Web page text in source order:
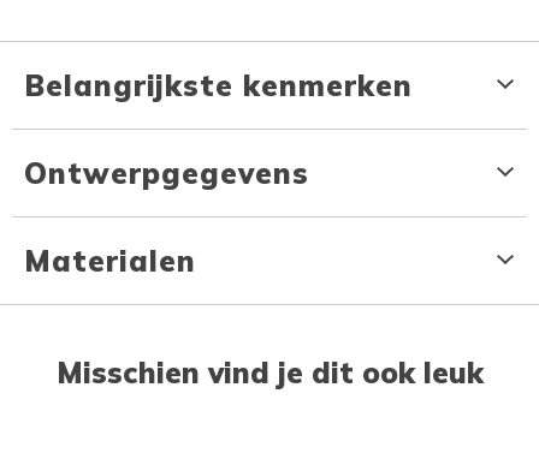
Belangrijkste kenmerken
Ontwerpgegevens
Materialen
Misschien vind je dit ook leuk